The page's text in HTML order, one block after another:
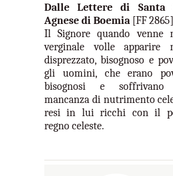
Dalle Lettere di Santa
Agnese di Boemia [FF 2865]
Il Signore quando venne
verginale volle apparire
disprezzato, bisognoso e
gli uomini, che erano
bisognosi e soffrivano
mancanza di nutrimento
resi in lui ricchi con il
regno celeste.